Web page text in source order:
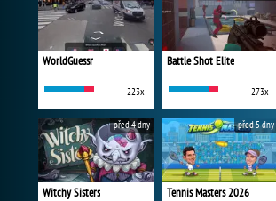
WorldGuessr
223x
Battle Shot Elite
273x
Witchy Sisters
před 4 dny
Tennis Masters 2026
před 5 dny